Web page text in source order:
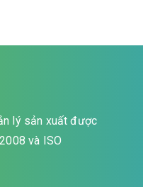
lý sản xuất được
và ISO